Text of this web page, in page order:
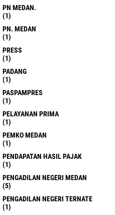
PN MEDAN.
(1)
PN. MEDAN
(1)
PRESS
(1)
PADANG
(1)
PASPAMPRES
(1)
PELAYANAN PRIMA
(1)
PEMKO MEDAN
(1)
PENDAPATAN HASIL PAJAK
(1)
PENGADILAN NEGERI MEDAN
(5)
PENGADILAN NEGERI TERNATE
(1)